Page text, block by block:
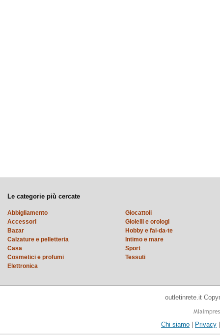
Le categorie più cercate
Abbigliamento
Accessori
Bazar
Calzature e pelletteria
Casa
Cosmetici e profumi
Elettronica
Giocattoli
Gioielli e orologi
Hobby e fai-da-te
Intimo e mare
Sport
Tessuti
outletinrete.it
Chi siamo | Privacy